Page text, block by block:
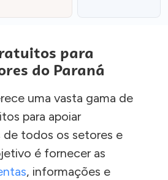
para
do Paraná
uma vasta gama de
para apoiar
de todos os setores e
é fornecer as
, informações e